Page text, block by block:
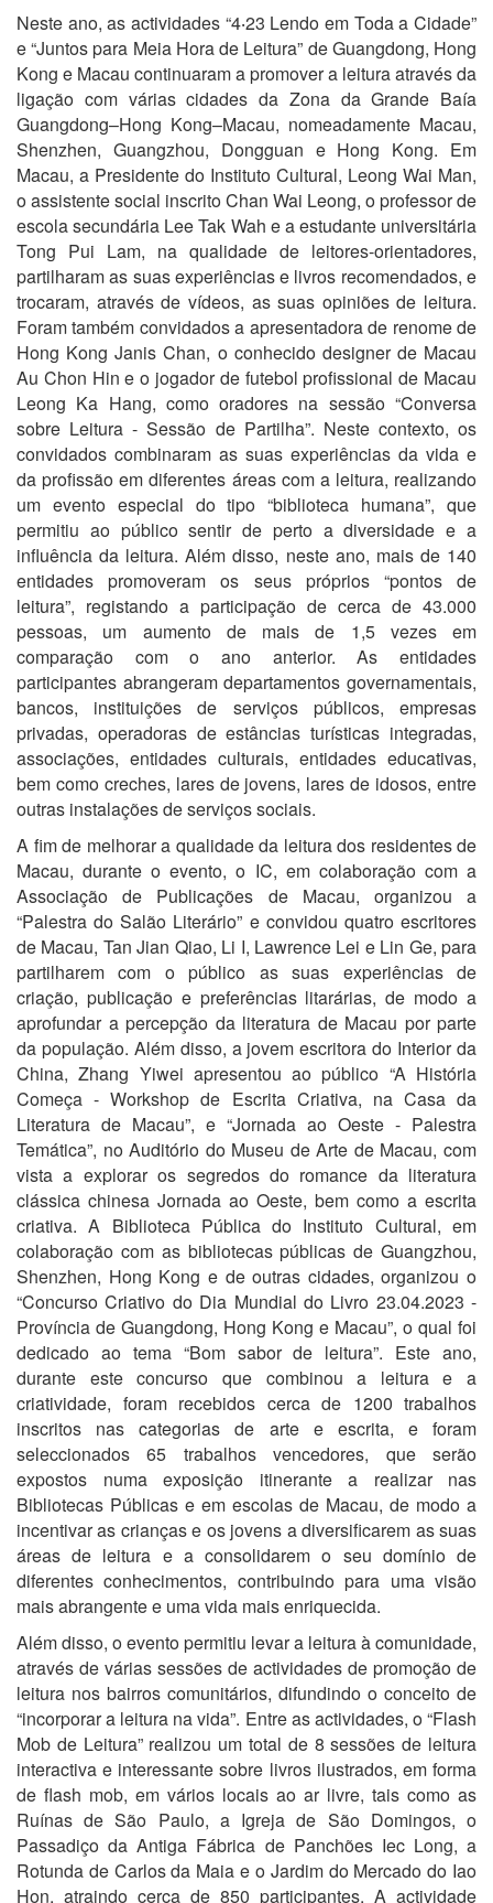
Neste ano, as actividades “4‧23 Lendo em Toda a Cidade”
e “Juntos para Meia Hora de Leitura” de Guangdong, Hong
Kong e Macau continuaram a promover a leitura através da
ligação com várias cidades da Zona da Grande Baía
Guangdong–Hong Kong–Macau, nomeadamente Macau,
Shenzhen, Guangzhou, Dongguan e Hong Kong. Em
Macau, a Presidente do Instituto Cultural, Leong Wai Man,
o assistente social inscrito Chan Wai Leong, o professor de
escola secundária Lee Tak Wah e a estudante universitária
Tong Pui Lam, na qualidade de leitores-orientadores,
partilharam as suas experiências e livros recomendados, e
trocaram, através de vídeos, as suas opiniões de leitura.
Foram também convidados a apresentadora de renome de
Hong Kong Janis Chan, o conhecido designer de Macau
Au Chon Hin e o jogador de futebol profissional de Macau
Leong Ka Hang, como oradores na sessão “Conversa
sobre Leitura - Sessão de Partilha”. Neste contexto, os
convidados combinaram as suas experiências da vida e
da profissão em diferentes áreas com a leitura, realizando
um evento especial do tipo “biblioteca humana”, que
permitiu ao público sentir de perto a diversidade e a
influência da leitura. Além disso, neste ano, mais de 140
entidades promoveram os seus próprios “pontos de
leitura”, registando a participação de cerca de 43.000
pessoas, um aumento de mais de 1,5 vezes em
comparação com o ano anterior. As entidades
participantes abrangeram departamentos governamentais,
bancos, instituições de serviços públicos, empresas
privadas, operadoras de estâncias turísticas integradas,
associações, entidades culturais, entidades educativas,
bem como creches, lares de jovens, lares de idosos, entre
outras instalações de serviços sociais.
A fim de melhorar a qualidade da leitura dos residentes de
Macau, durante o evento, o IC, em colaboração com a
Associação de Publicações de Macau, organizou a
“Palestra do Salão Literário” e convidou quatro escritores
de Macau, Tan Jian Qiao, Li I, Lawrence Lei e Lin Ge, para
partilharem com o público as suas experiências de
criação, publicação e preferências litarárias, de modo a
aprofundar a percepção da literatura de Macau por parte
da população. Além disso, a jovem escritora do Interior da
China, Zhang Yiwei apresentou ao público “A História
Começa - Workshop de Escrita Criativa, na Casa da
Literatura de Macau”, e “Jornada ao Oeste - Palestra
Temática”, no Auditório do Museu de Arte de Macau, com
vista a explorar os segredos do romance da literatura
clássica chinesa Jornada ao Oeste, bem como a escrita
criativa. A Biblioteca Pública do Instituto Cultural, em
colaboração com as bibliotecas públicas de Guangzhou,
Shenzhen, Hong Kong e de outras cidades, organizou o
“Concurso Criativo do Dia Mundial do Livro 23.04.2023 -
Província de Guangdong, Hong Kong e Macau”, o qual foi
dedicado ao tema “Bom sabor de leitura”. Este ano,
durante este concurso que combinou a leitura e a
criatividade, foram recebidos cerca de 1200 trabalhos
inscritos nas categorias de arte e escrita, e foram
seleccionados 65 trabalhos vencedores, que serão
expostos numa exposição itinerante a realizar nas
Bibliotecas Públicas e em escolas de Macau, de modo a
incentivar as crianças e os jovens a diversificarem as suas
áreas de leitura e a consolidarem o seu domínio de
diferentes conhecimentos, contribuindo para uma visão
mais abrangente e uma vida mais enriquecida.
Além disso, o evento permitiu levar a leitura à comunidade,
através de várias sessões de actividades de promoção de
leitura nos bairros comunitários, difundindo o conceito de
“incorporar a leitura na vida”. Entre as actividades, o “Flash
Mob de Leitura” realizou um total de 8 sessões de leitura
interactiva e interessante sobre livros ilustrados, em forma
de flash mob, em vários locais ao ar livre, tais como as
Ruínas de São Paulo, a Igreja de São Domingos, o
Passadiço da Antiga Fábrica de Panchões Iec Long, a
Rotunda de Carlos da Maia e o Jardim do Mercado do Iao
Hon, atraindo cerca de 850 participantes. A actividade